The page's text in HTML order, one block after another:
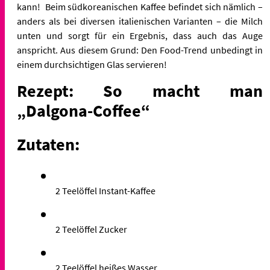
kann! Beim südkoreanischen Kaffee befindet sich nämlich –
anders als bei diversen italienischen Varianten – die Milch
unten und sorgt für ein Ergebnis, dass auch das Auge
anspricht. Aus diesem Grund: Den Food-Trend unbedingt in
einem durchsichtigen Glas servieren!
Rezept: So macht man
„Dalgona-Coffee“
Zutaten:
2 Teelöffel Instant-Kaffee
2 Teelöffel Zucker
2 Teelöffel heißes Wasser